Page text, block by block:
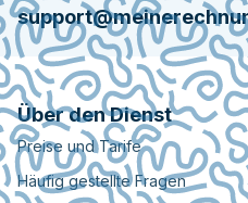
Über den Dienst
Preise und Tarife
Häufig gestellte Fragen